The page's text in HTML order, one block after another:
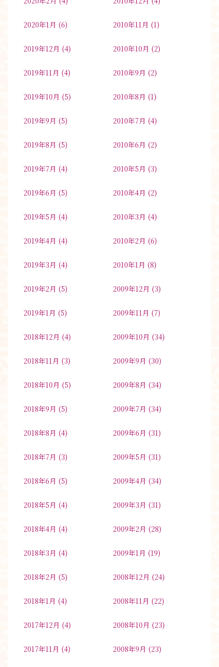
2020年1月 (6)
2019年12月 (4)
2019年11月 (4)
2019年10月 (5)
2019年9月 (5)
2019年8月 (5)
2019年7月 (4)
2019年6月 (5)
2019年5月 (4)
2019年4月 (4)
2019年3月 (4)
2019年2月 (5)
2019年1月 (5)
2018年12月 (4)
2018年11月 (3)
2018年10月 (5)
2018年9月 (5)
2018年8月 (4)
2018年7月 (3)
2018年6月 (5)
2018年5月 (4)
2018年4月 (4)
2018年3月 (4)
2018年2月 (5)
2018年1月 (4)
2017年12月 (4)
2017年11月 (4)
2010年11月 (1)
2010年10月 (2)
2010年9月 (2)
2010年8月 (1)
2010年7月 (4)
2010年6月 (2)
2010年5月 (3)
2010年4月 (2)
2010年3月 (4)
2010年2月 (6)
2010年1月 (8)
2009年12月 (3)
2009年11月 (7)
2009年10月 (34)
2009年9月 (30)
2009年8月 (34)
2009年7月 (34)
2009年6月 (31)
2009年5月 (31)
2009年4月 (34)
2009年3月 (31)
2009年2月 (28)
2009年1月 (19)
2008年12月 (24)
2008年11月 (22)
2008年10月 (23)
2008年9月 (23)